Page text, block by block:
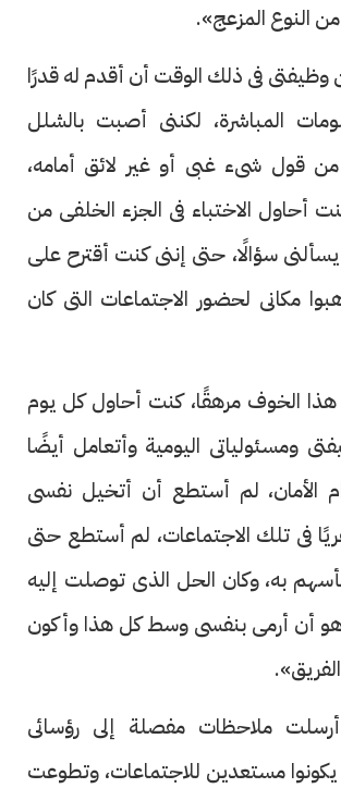
النوع المزعج».
فى ذلك الوقت أن أقدم له قدرًا
المباشرة، لكننى أصبت بالشلل
قول شىء غبى أو غير لائق أمامه،
أحاول الاختباء فى الجزء الخلفى من
يسألنى سؤالًا، حتى إننى كنت أقترح على
مكانى لحضور الاجتماعات التى كان
الخوف مرهقًا، كنت أحاول كل يوم
ومسئولياتى اليومية وأتعامل أيضًا
الأمان، لم أستطع أن أتخيل نفسى
فى تلك الاجتماعات، لم أستطع حتى
به، وكان الحل الذى توصلت إليه
أن أرمى بنفسى وسط كل هذا وأكون
ملاحظات مفصلة إلى رؤسائى
مستعدين للاجتماعات، وتطوعت